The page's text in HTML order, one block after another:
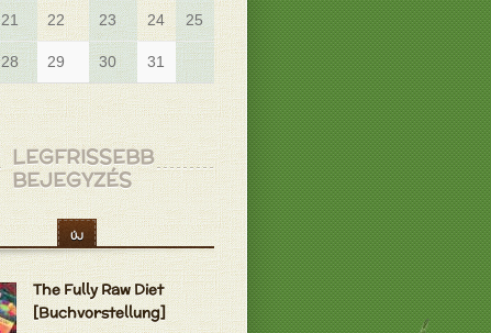
21 22 23 24 25 26
28 29 30 31
LEGFRISSEBB
BEJEGYZÉS
ÚJ
The Fully Raw Diet
[Buchvorstellung]